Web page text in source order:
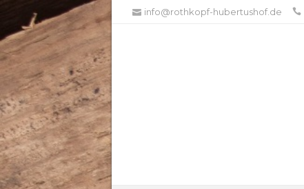
info@rothkopf-hubertushof.de